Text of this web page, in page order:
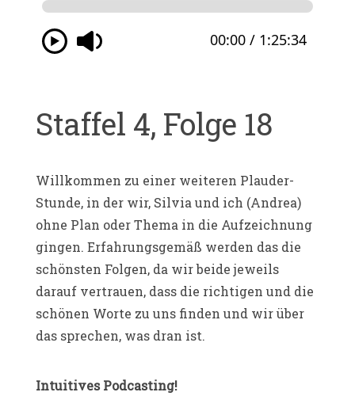
Staffel 4, Folge 18
Willkommen zu einer weiteren Plauder-
Stunde, in der wir, Silvia und ich (Andrea)
ohne Plan oder Thema in die Aufzeichnung
gingen. Erfahrungsgemäß werden das die
schönsten Folgen, da wir beide jeweils
darauf vertrauen, dass die richtigen und die
schönen Worte zu uns finden und wir über
das sprechen, was dran ist.
Intuitives Podcasting!